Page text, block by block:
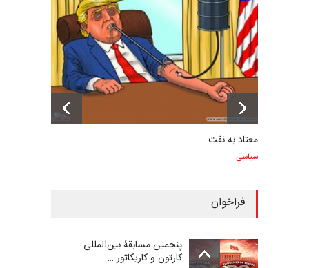
معتاد به نفت
سیاسی
فراخوان
پنجمین مسابقۀ بین‌المللی
کارتون و کاریکاتور …